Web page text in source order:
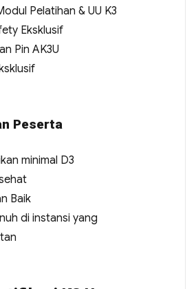
Pelatihan & UU K3
Eksklusif
Pin AK3U
Peserta
minimal D3
Baik
di instansi yang